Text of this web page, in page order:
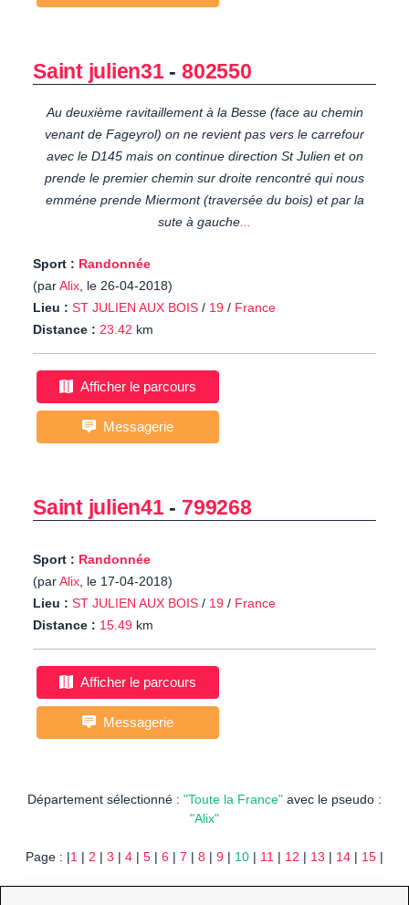
Saint julien31-802550
Au deuxième ravitaillement à la Besse (face au chemin
venant de Fageyrol) on ne revient pas vers le carrefour
avec le D145 mais on continue direction St Julien et on
prende le premier chemin sur droite rencontré qui nous
emméne prende Miermont (traversée du bois) et par la
sute à gauche...
Sport : Randonnée
(parAlix, le 26-04-2018)
Lieu : ST JULIEN AUX BOIS / 19 / France
Distance : 23.42 km
Afficher le parcours
Messagerie
Saint julien41- 799268
Sport : Randonnée
(parAlix, le 17-04-2018)
Lieu : ST JULIEN AUX BOIS / 19 / France
Distance : 15.49 km
Afficher le parcours
Messagerie
Département sélectionné : "Toute la France" avec le pseudo :
"Alix"
Page : |1 | 2 | 3 | 4 | 5 | 6 | 7 | 8 | 9 | 10 | 11 | 12 | 13 | 14 | 15 |